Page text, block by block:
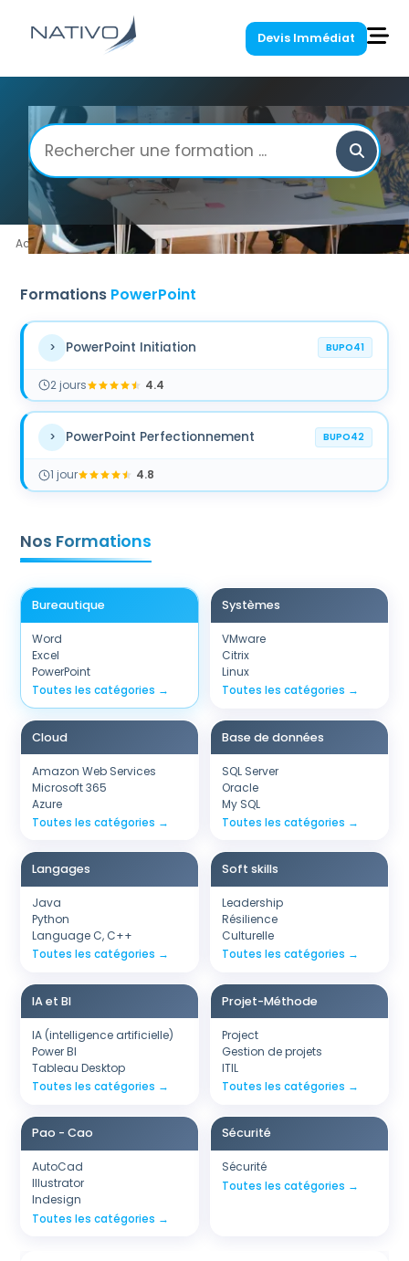
Devis Immédiat
Accueil / Nos Formations / Bureautique /PowerPoint
Formations PowerPoint
> PowerPoint Initiation BUPO41
2 jours 4.4
> PowerPoint Perfectionnement BUPO42
1 jour 4.8
Nos Formations
Bureautique
Word
Excel
PowerPoint
Toutes les catégories →
Systèmes
VMware
Citrix
Linux
Toutes les catégories →
Cloud
Amazon Web Services
Microsoft 365
Azure
Toutes les catégories →
Base de données
SQL Server
Oracle
My SQL
Toutes les catégories →
Langages
Java
Python
Language C, C++
Toutes les catégories →
Soft skills
Leadership
Résilience
Culturelle
Toutes les catégories →
IA et BI
IA (intelligence artificielle)
Power BI
Tableau Desktop
Toutes les catégories →
Projet-Méthode
Project
Gestion de projets
ITIL
Toutes les catégories →
Pao - Cao
AutoCad
Illustrator
Indesign
Toutes les catégories →
Sécurité
Sécurité
Toutes les catégories →